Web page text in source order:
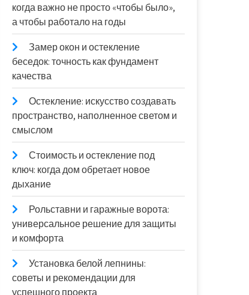
когда важно не просто «чтобы было»,
а чтобы работало на годы
Замер окон и остекление
беседок: точность как фундамент
качества
Остекление: искусство создавать
пространство, наполненное светом и
смыслом
Стоимость и остекление под
ключ: когда дом обретает новое
дыхание
Рольставни и гаражные ворота:
универсальное решение для защиты
и комфорта
Установка белой лепнины:
советы и рекомендации для
успешного проекта